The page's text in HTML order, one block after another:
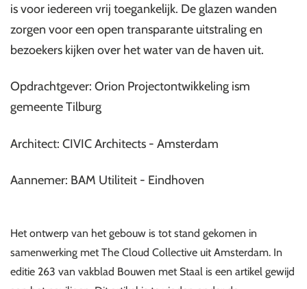
is voor iedereen vrij toegankelijk. De glazen wanden
zorgen voor een open transparante uitstraling en
bezoekers kijken over het water van de haven uit.
Opdrachtgever: Orion Projectontwikkeling ism
gemeente Tilburg
Architect: CIVIC Architects - Amsterdam
Aannemer: BAM Utiliteit - Eindhoven
Het ontwerp van het gebouw is tot stand gekomen in
samenwerking met The Cloud Collective uit Amsterdam. In
editie 263 van vakblad Bouwen met Staal is een artikel gewijd